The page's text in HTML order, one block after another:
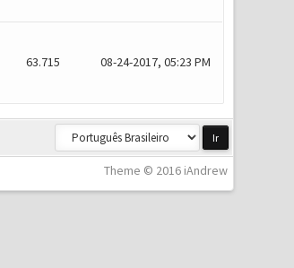
63.715 08-24-2017, 05:23 PM
Theme © 2016 iAndrew